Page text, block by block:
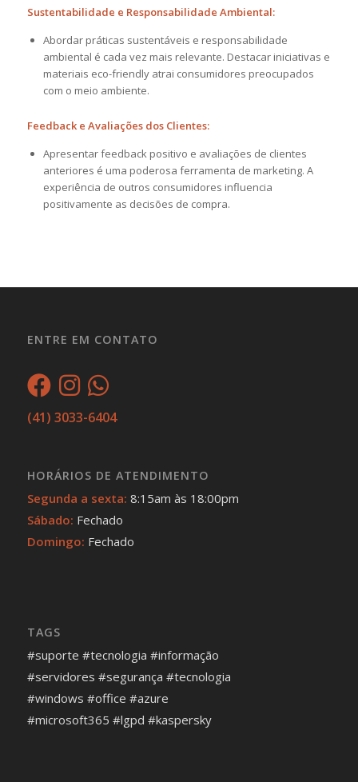
Sustentabilidade e Responsabilidade Ambiental:
Abordar práticas sustentáveis e responsabilidade
ambiental é cada vez mais relevante. Destacar iniciativas e
materiais eco-friendly atrai consumidores preocupados
com o meio ambiente.
Feedback e Avaliações dos Clientes:
Apresentar feedback positivo e avaliações de clientes
anteriores é uma poderosa ferramenta de marketing. A
experiência de outros consumidores influencia
positivamente as decisões de compra.
ENTRE EM CONTATO
(41) 3033-6404
HORÁRIOS DE ATENDIMENTO
Segunda a sexta: 8:15am às 18:00pm
Sábado: Fechado
Domingo: Fechado
TAGS
#suporte #tecnologia #informação
#servidores #segurança #tecnologia
#windows #office #azure
#microsoft365 #lgpd #kaspersky